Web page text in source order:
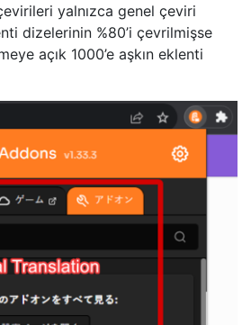
yalnızca genel çeviri
dizelerinin %80’i çevrilmişse
açık 1000’e aşkın eklenti